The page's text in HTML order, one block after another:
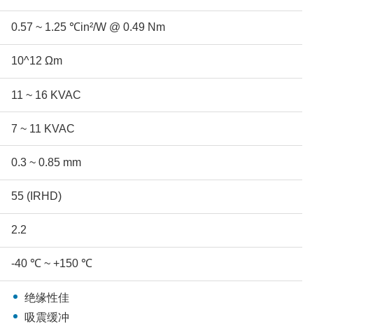
0.57 ~ 1.25 ℃in²/W @ 0.49 Nm
10^12 Ωm
11 ~ 16 KVAC
7 ~ 11 KVAC
0.3 ~ 0.85 mm
55 (IRHD)
2.2
-40 ℃ ~ +150 ℃
绝缘性佳
吸震缓冲